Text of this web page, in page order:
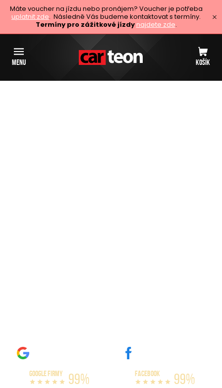
Máte voucher na jízdu nebo pronájem? Voucher je potřeba
uplatnit zde. Následně Vás budeme kontaktovat s termíny.
Termíny pro zážitkové jízdy najdete zde.
MENU KOŠÍK
GOOGLE FIRMY 99% FACEBOOK 99%